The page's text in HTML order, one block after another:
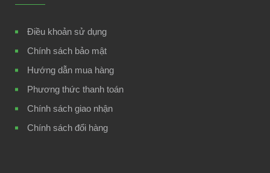
Điều khoản sử dụng
Chính sách bảo mật
Hướng dẫn mua hàng
Phương thức thanh toán
Chính sách giao nhận
Chính sách đổi hàng